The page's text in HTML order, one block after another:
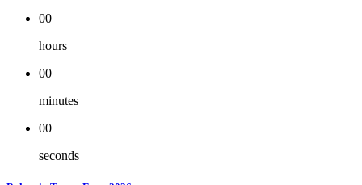
00
hours
00
minutes
00
seconds